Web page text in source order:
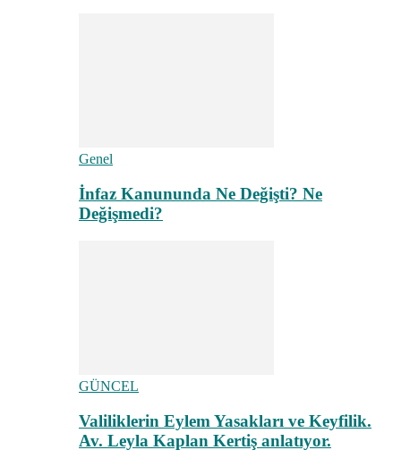
Genel
İnfaz Kanununda Ne Değişti? Ne
Değişmedi?
GÜNCEL
Valiliklerin Eylem Yasakları ve Keyfilik.
Av. Leyla Kaplan Kertiş anlatıyor.